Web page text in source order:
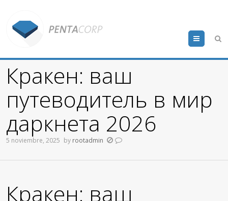
Menu
Кракен: ваш
путеводитель в мир
даркнета 2026
5 noviembre, 2025 by rootadmin
Кракен: ваш